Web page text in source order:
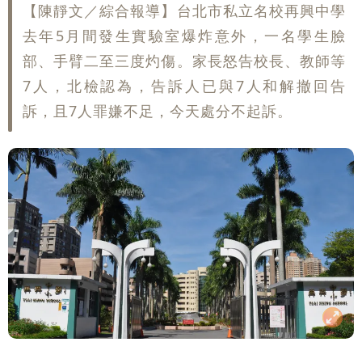
【陳靜文／綜合報導】台北市私立名校再興中學
去年5月間發生實驗室爆炸意外，一名學生臉
部、手臂二至三度灼傷。家長怒告校長、教師等
7人，北檢認為，告訴人已與7人和解撤回告
訴，且7人罪嫌不足，今天處分不起訴。